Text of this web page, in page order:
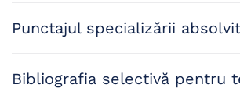
Punctajul specializării
Bibliografia selectivă pentru